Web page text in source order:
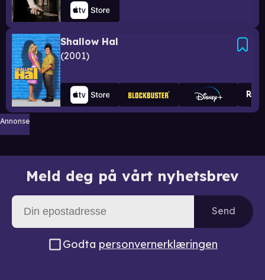
Shallow Hal
2001
Annonse
Meld deg på vårt nyhetsbrev
Send
Godta personvernerklæringen